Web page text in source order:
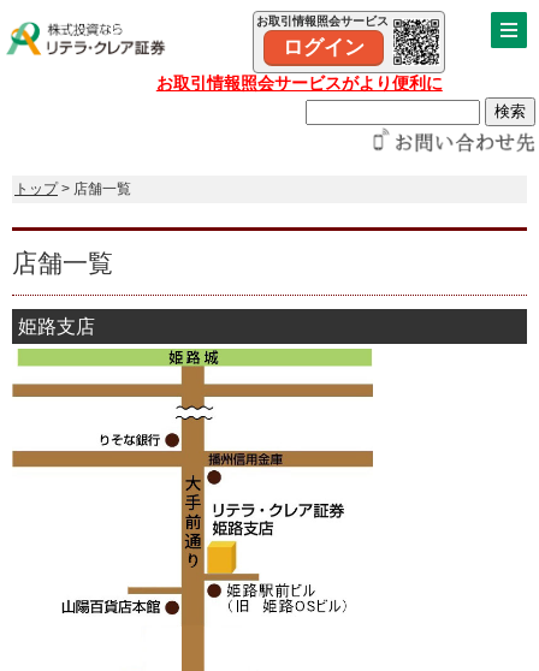
お取引情報照会サービス
ログイン
お取引情報照会サービスがより便利に
トップ> 店舗一覧
店舗一覧
姫路支店